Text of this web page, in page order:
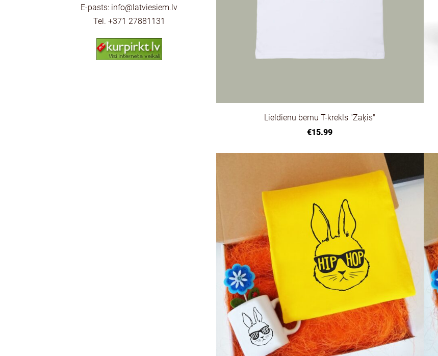
E-pasts: info@latviesiem.lv
Tel. +371 27881131
Lieldienu bērnu T-krekls "Zaķis"
€15.99